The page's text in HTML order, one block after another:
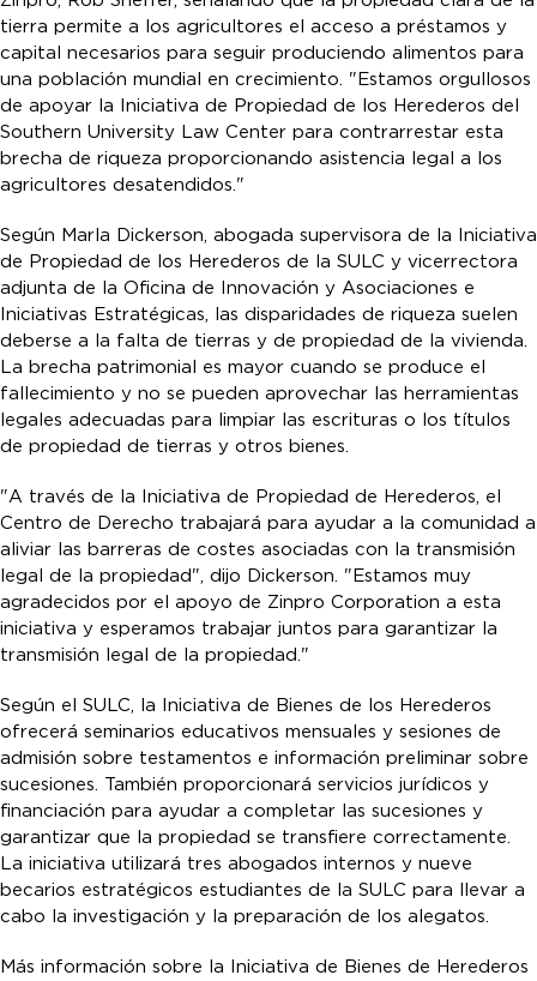
tierra permite a los agricultores el acceso a préstamos y
capital necesarios para seguir produciendo alimentos para
una población mundial en crecimiento. "Estamos orgullosos
de apoyar la Iniciativa de Propiedad de los Herederos del
Southern University Law Center para contrarrestar esta
brecha de riqueza proporcionando asistencia legal a los
agricultores desatendidos."
Según Marla Dickerson, abogada supervisora de la Iniciativa
de Propiedad de los Herederos de la SULC y vicerrectora
adjunta de la Oficina de Innovación y Asociaciones e
Iniciativas Estratégicas, las disparidades de riqueza suelen
deberse a la falta de tierras y de propiedad de la vivienda.
La brecha patrimonial es mayor cuando se produce el
fallecimiento y no se pueden aprovechar las herramientas
legales adecuadas para limpiar las escrituras o los títulos
de propiedad de tierras y otros bienes.
"A través de la Iniciativa de Propiedad de Herederos, el
Centro de Derecho trabajará para ayudar a la comunidad a
aliviar las barreras de costes asociadas con la transmisión
legal de la propiedad", dijo Dickerson. "Estamos muy
agradecidos por el apoyo de Zinpro Corporation a esta
iniciativa y esperamos trabajar juntos para garantizar la
transmisión legal de la propiedad."
Según el SULC, la Iniciativa de Bienes de los Herederos
ofrecerá seminarios educativos mensuales y sesiones de
admisión sobre testamentos e información preliminar sobre
sucesiones. También proporcionará servicios jurídicos y
financiación para ayudar a completar las sucesiones y
garantizar que la propiedad se transfiere correctamente.
La iniciativa utilizará tres abogados internos y nueve
becarios estratégicos estudiantes de la SULC para llevar a
cabo la investigación y la preparación de los alegatos.
Más información sobre la Iniciativa de Bienes de Herederos